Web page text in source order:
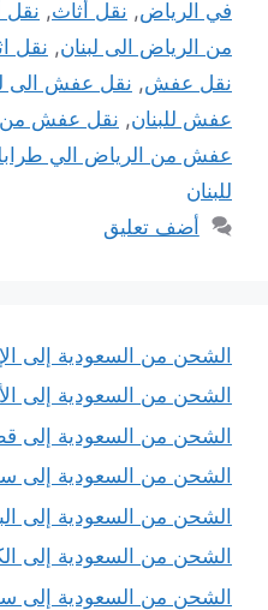
في الرياض, نقل أثاث, نقل
من الرياض الى لبنان, نقل
نقل عفش, نقل عفش الى
عفش للبنان, نقل عفش من
عفش من الرياض الي
للبنان
أضف تعليق
الشحن من السعودية إلى
الشحن من السعودية إلى
الشحن من السعودية إلى
الشحن من السعودية إلى
الشحن من السعودية إلى
الشحن من السعودية إلى
الشحن من السعودية إلى